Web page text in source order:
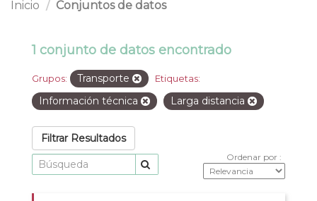
Inicio Conjuntos de datos
1 conjunto de datos encontrado
Grupos: Transporte Etiquetas:
Información técnica Larga distancia
Filtrar Resultados
Ordenar por